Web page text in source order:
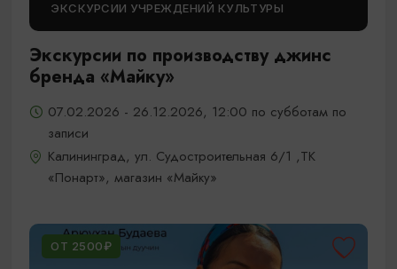
ЭКСКУРСИИ УЧРЕЖДЕНИЙ КУЛЬТУРЫ
Экскурсии по производству джинс
бренда «Майку»
07.02.2026 - 26.12.2026, 12:00 по субботам по
записи
Калининград, ул. Судостроительная 6/1 ,ТК
«Понарт», магазин «Майку»
ОТ 2500₽